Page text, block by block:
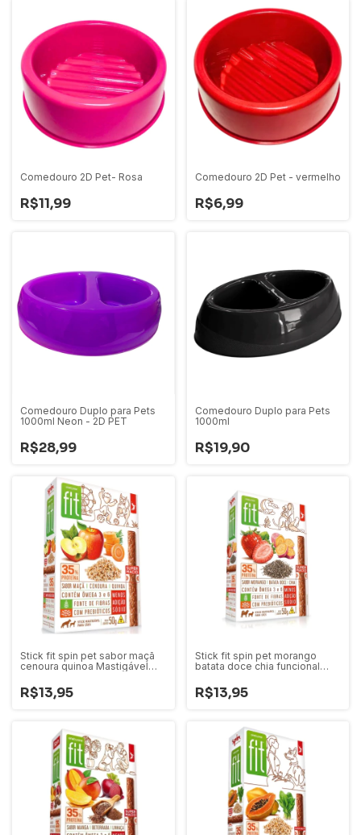
Comedouro 2D Pet- Rosa
R$11,99
Comedouro 2D Pet - vermelho
R$6,99
Comedouro Duplo para Pets
1000ml Neon - 2D PET
R$28,99
Comedouro Duplo para Pets
1000ml
R$19,90
Stick fit spin pet sabor maçã
cenoura quinoa Mastigável
R$13,95
Stick fit spin pet morango
batata doce chia funcional
R$13,95